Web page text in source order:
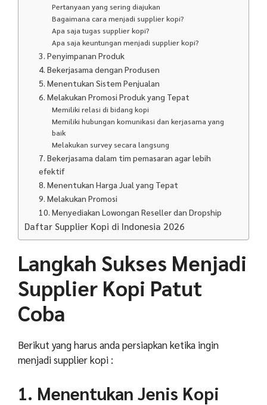
Pertanyaan yang sering diajukan
Bagaimana cara menjadi supplier kopi?
Apa saja tugas supplier kopi?
Apa saja keuntungan menjadi supplier kopi?
3. Penyimpanan Produk
4. Bekerjasama dengan Produsen
5. Menentukan Sistem Penjualan
6. Melakukan Promosi Produk yang Tepat
Memiliki relasi di bidang kopi
Memiliki hubungan komunikasi dan kerjasama yang
baik
Melakukan survey secara langsung
7. Bekerjasama dalam tim pemasaran agar lebih
efektif
8. Menentukan Harga Jual yang Tepat
9. Melakukan Promosi
10. Menyediakan Lowongan Reseller dan Dropship
Daftar Supplier Kopi di Indonesia 2026
Langkah Sukses Menjadi
Supplier Kopi Patut
Coba
Berikut yang harus anda persiapkan ketika ingin
menjadi supplier kopi :
1. Menentukan Jenis Kopi